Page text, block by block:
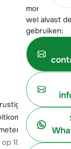
moment
wel alvast
gebruiken:
en zonnige
bij de
afstand. Bij
100 meter van